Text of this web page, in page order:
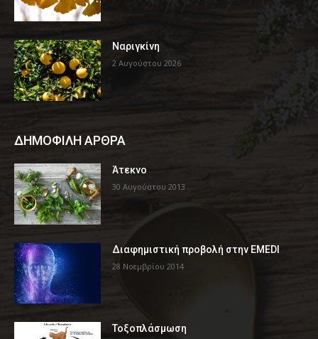
Ναριγκίνη
2 Αυγούστου 2026
ΔΗΜΟΦΙΛΗ ΑΡΘΡΑ
Άτεκνο
30 Αυγούστου 2013
Διαφημιστική προβολή στην EMEDI
28 Νοεμβρίου 2014
Τοξοπλάσμωση